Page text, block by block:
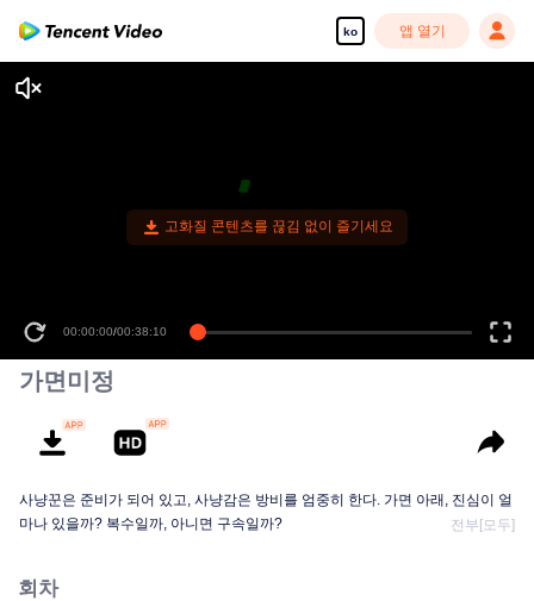
ko 앱 열기
고화질 콘텐츠를 끊김 없이 즐기세요
00:00:00/00:38:10
가면미정
사냥꾼은 준비가 되어 있고, 사냥감은 방비를 엄중히 한다. 가면 아래, 진심이 얼
마나 있을까? 복수일까, 아니면 구속일까?
전부[모두]
회차